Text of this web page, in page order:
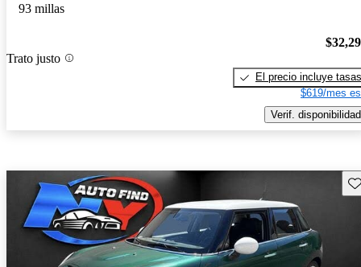
93 millas
Trato justo
El precio incluye tasas
$619/mes
Verif. disponibilidad